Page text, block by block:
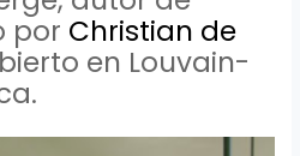
por Christian de
en Louvain-
.